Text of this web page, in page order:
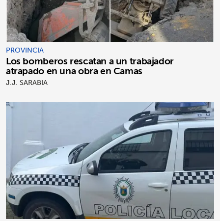
PROVINCIA
Los bomberos rescatan a un trabajador
atrapado en una obra en Camas
J.J. SARABIA